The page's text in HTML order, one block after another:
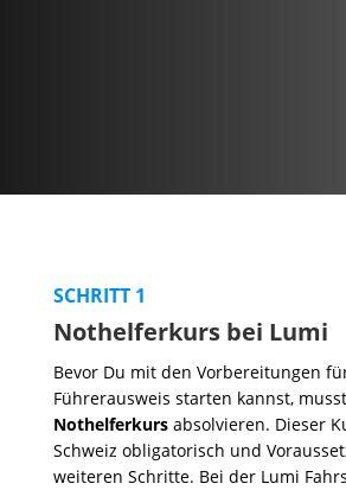
SCHRITT 1
Nothelferkurs bei Lumi
Bevor Du mit den Vorbereitungen
Führerausweis starten kannst,
Nothelferkursabsolvieren. Dieser
Schweiz obligatorisch und
weiteren Schritte. Bei der Lumi